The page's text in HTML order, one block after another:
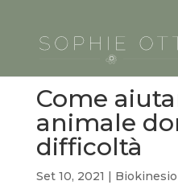
Come
animale
difficoltà
Set 10, 2021 |